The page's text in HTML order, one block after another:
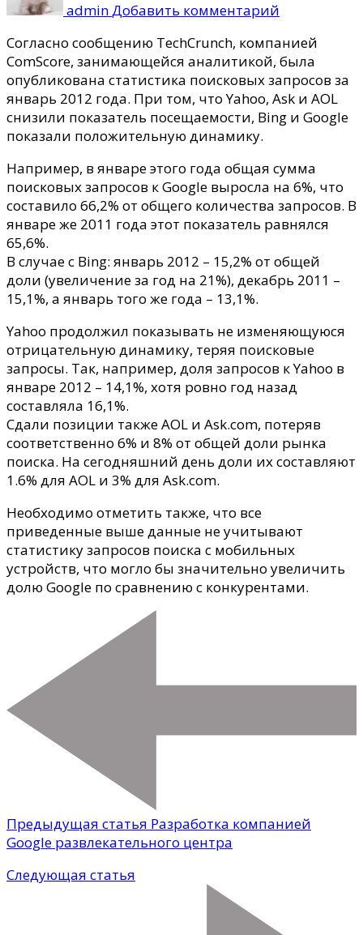
adminДобавить комментарий
доли
поисковых
запросов
Bing
Согласно сообщению TechCrunch, компанией
ComScore, занимающейся аналитикой, была
опубликована статистика поисковых запросов за
январь 2012 года. При том, что Yahoo, Ask и AOL
снизили показатель посещаемости, Bing и Google
показали положительную динамику.
Например, в январе этого года общая сумма
поисковых запросов к Google выросла на 6%, что
составило 66,2% от общего количества запросов. В
январе же 2011 года этот показатель равнялся
65,6%.
В случае с Bing: январь 2012 – 15,2% от общей
доли (увеличение за год на 21%), декабрь 2011 –
15,1%, а январь того же года – 13,1%.
Yahoo продолжил показывать не изменяющуюся
отрицательную динамику, теряя поисковые
запросы. Так, например, доля запросов к Yahoo в
январе 2012 – 14,1%, хотя ровно год назад
составляла 16,1%.
Сдали позиции также AOL и Ask.com, потеряв
соответственно 6% и 8% от общей доли рынка
поиска. На сегодняшний день доли их составляют
1.6% для AOL и 3% для Ask.com.
Необходимо отметить также, что все
приведенные выше данные не учитывают
статистику запросов поиска с мобильных
устройств, что могло бы значительно увеличить
долю Google по сравнению с конкурентами.
Предыдущая статья Разработка компанией
Google развлекательного центра
Следующая статья